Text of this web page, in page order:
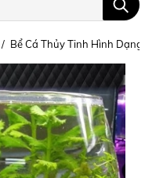
Bể Cá Thủy Tinh Hình